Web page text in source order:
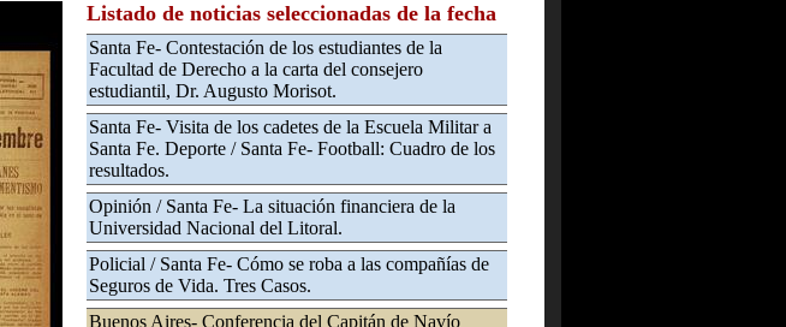
Listado de noticias seleccionadas de la fecha
Santa Fe- Contestación de los estudiantes de la
Facultad de Derecho a la carta del consejero
estudiantil, Dr. Augusto Morisot.
Santa Fe- Visita de los cadetes de la Escuela Militar a
Santa Fe. Deporte / Santa Fe- Football: Cuadro de los
resultados.
Opinión / Santa Fe- La situación financiera de la
Universidad Nacional del Litoral.
Policial / Santa Fe- Cómo se roba a las compañías de
Seguros de Vida. Tres Casos.
Buenos Aires- Conferencia del Capitán de Navío